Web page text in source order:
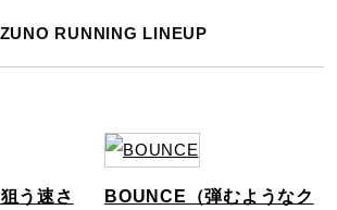
RUNNING LINEUP
う速さ
BOUNCE（弾むようなク